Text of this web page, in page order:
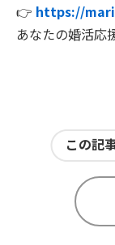
👉 https://
あなたの婚活応
この記